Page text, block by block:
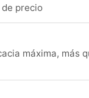
de precio
máxima, más